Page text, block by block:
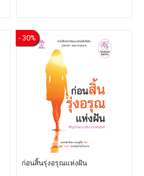
- 30%
ก่อนสิ้นรุ่งอรุณแห่งฝัน